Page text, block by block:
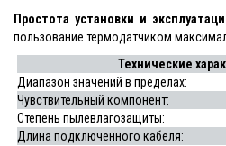
Простота установки и
пользование термодатчиком
Технические
Диапазон значений в пределах:
Чувствительный компонент:
Степень пылевлагозащиты:
Длина подключенного кабеля: